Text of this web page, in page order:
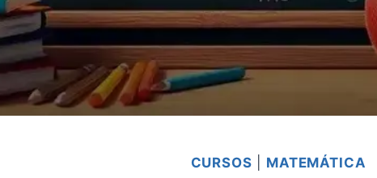
CURSOS MATEMÁTICA